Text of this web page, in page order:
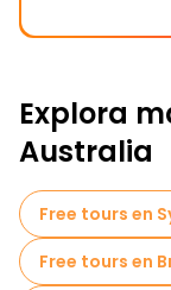
Explora
Australia
Free tours en
Free tours en